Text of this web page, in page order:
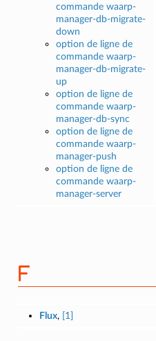
commande waarp-
manager-db-migrate-
down
option de ligne de
commande waarp-
manager-db-migrate-
up
option de ligne de
commande waarp-
manager-db-sync
option de ligne de
commande waarp-
manager-push
option de ligne de
commande waarp-
manager-server
F
Flux, [1]